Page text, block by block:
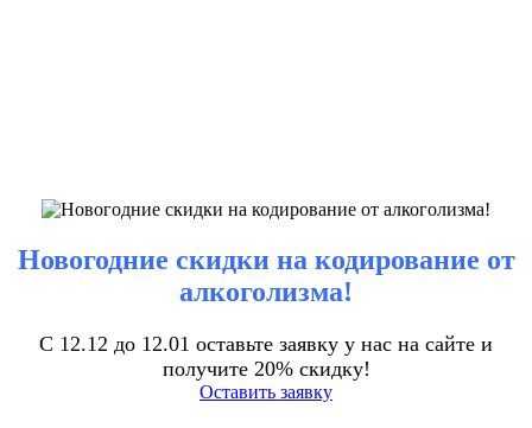
Новогодние скидки на кодирование от
алкоголизма!
С 12.12 до 12.01 оставьте заявку у нас на сайте и
получите 20% скидку!
Оставить заявку